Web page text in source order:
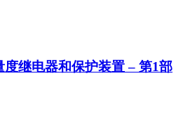
度继电器和保护装置 – 第1部